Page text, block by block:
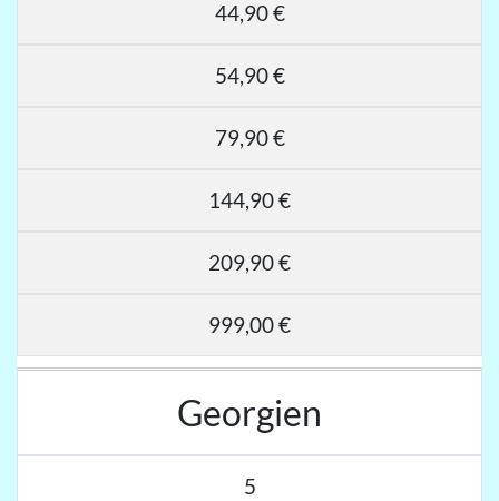
44,90 €
54,90 €
79,90 €
144,90 €
209,90 €
999,00 €
Georgien
5